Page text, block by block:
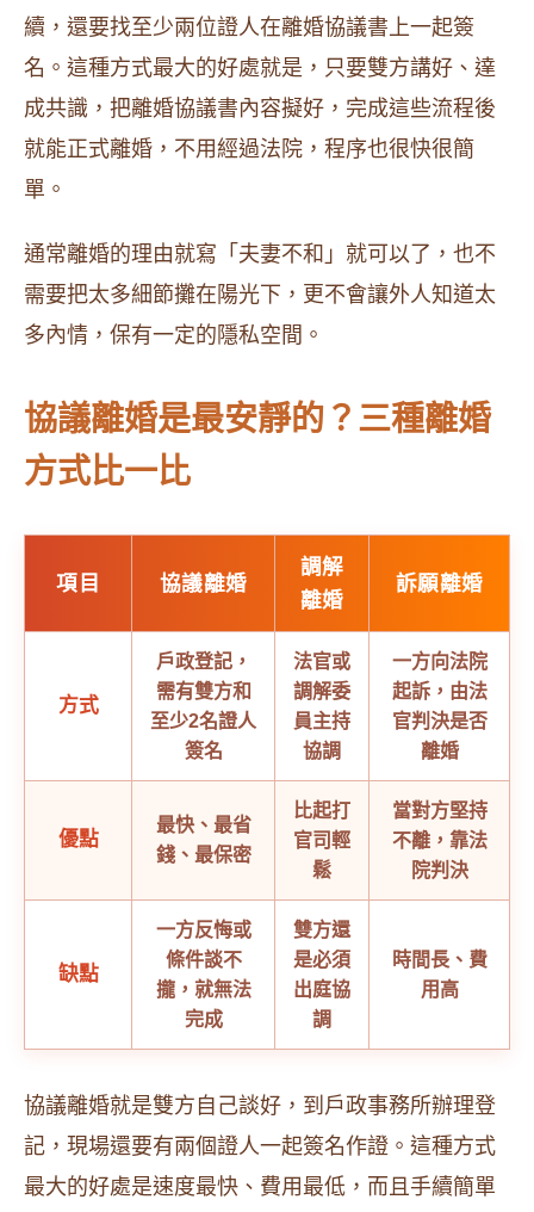
續，還要找至少兩位證人在離婚協議書上一起簽
名。這種方式最大的好處就是，只要雙方講好、達
成共識，把離婚協議書內容擬好，完成這些流程後
就能正式離婚，不用經過法院，程序也很快很簡
單。
通常離婚的理由就寫「夫妻不和」就可以了，也不
需要把太多細節攤在陽光下，更不會讓外人知道太
多內情，保有一定的隱私空間。
協議離婚是最安靜的？三種離婚
方式比一比
項目 協議離婚
調解
離婚
訴願離婚
方式
戶政登記，
需有雙方和
至少2名證人
簽名
法官或
調解委
員主持
協調
一方向法院
起訴，由法
官判決是否
離婚
優點
最快、最省
錢、最保密
比起打
官司輕
鬆
當對方堅持
不離，靠法
院判決
缺點
一方反悔或
條件談不
攏，就無法
完成
雙方還
是必須
出庭協
調
時間長、費
用高
協議離婚就是雙方自己談好，到戶政事務所辦理登
記，現場還要有兩個證人一起簽名作證。這種方式
最大的好處是速度最快、費用最低，而且手續簡單